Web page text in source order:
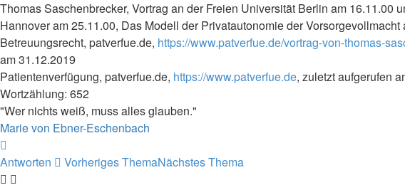
Thomas Saschenbrecker, Vortrag an der Freien Universität Berlin am 16.11.00
Hannover am 25.11.00, Das Modell der Privatautonomie der
Betreuungsrecht, patverfue.de, https://www.patverfue.de/vortrag-von-thomas-
am 31.12.2019
Patientenverfügung, patverfue.de, https://www.patverfue.de, zuletzt aufgerufen
Wortzählung: 652
"Wer nichts weiß, muss alles glauben."
Marie von Ebner-Eschenbach
oben
Antworten Vorheriges ThemaNächstes Thema